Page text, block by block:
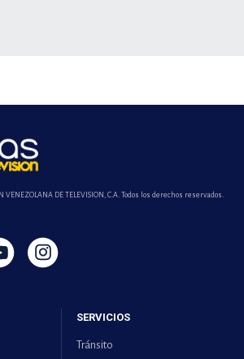
VENEZOLANA DE TELEVISION, C.A. Todos los derechos reservados.
SERVICIOS
Tránsito